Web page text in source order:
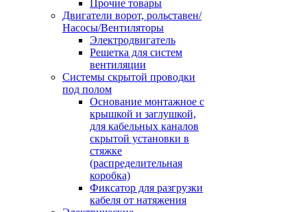
Прочие товары
Двигатели ворот, рольставен/
Насосы/Вентиляторы
Электродвигатель
Решетка для систем
вентиляции
Системы скрытой проводки
под полом
Основание монтажное с
крышкой и заглушкой,
для кабельных каналов
скрытой установки в
стяжке
(распределительная
коробка)
Фиксатор для разгрузки
кабеля от натяжения